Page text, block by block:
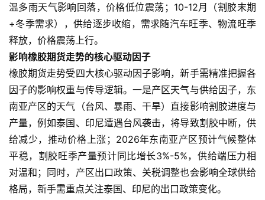
温多雨天气影响回落，价格低位震荡；10-12月（割胶末期
+冬季需求），供给逐步收缩，需求随汽车旺季、物流旺季
释放，价格震荡上行。
影响橡胶期货走势的核心驱动因子
橡胶期货走势受四大核心驱动因子影响，新手需精准把握各
因子的影响权重与传导逻辑。一是产区天气与供给因子，东
南亚产区的天气（台风、暴雨、干旱）直接影响割胶进度与
产量，例如泰国、印尼遭遇台风袭击，将导致割胶中断，供
给减少，推动价格上涨；2026年东南亚产区预计气候整体
平稳，割胶旺季产量预计同比增长3%-5%，供给端压力相
对温和；同时，产区出口政策、关税调整也会影响全球供给
格局，新手需重点关注泰国、印尼的出口政策变化。